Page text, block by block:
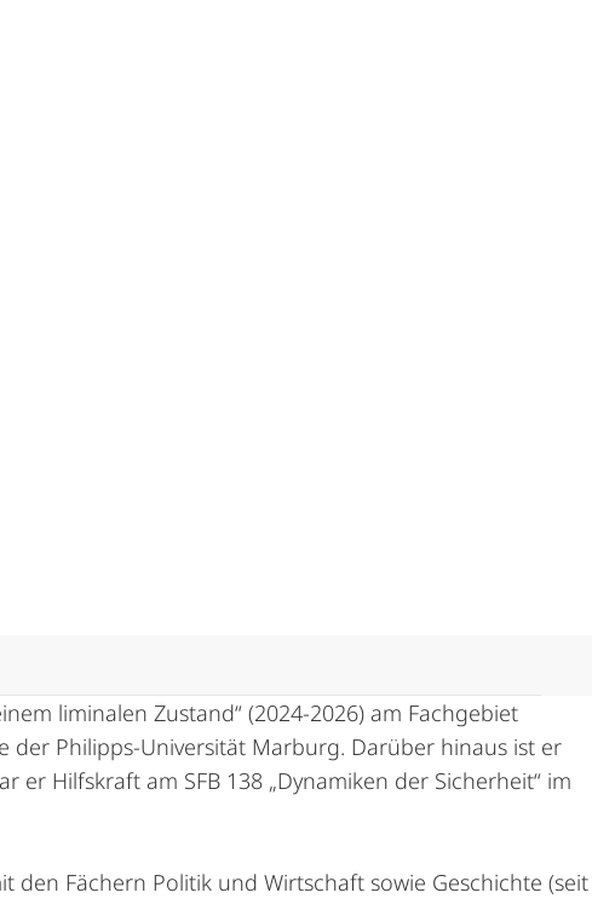
liminalen Zustand“ (2024-2026) am Fachgebiet
Philipps-Universität Marburg. Darüber hinaus ist er
Hilfskraft am SFB 138 „Dynamiken der Sicherheit“ im
den Fächern Politik und Wirtschaft sowie Geschichte (seit